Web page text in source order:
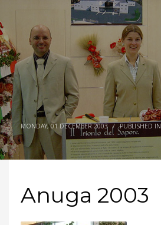
MONDAY, 01 DECEMBER 2003 / PUBLISHED IN
Anuga 2003